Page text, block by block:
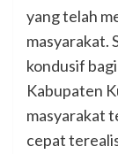
yang telah
masyarakat.
kondusif
Kabupaten
masyarakat
cepat